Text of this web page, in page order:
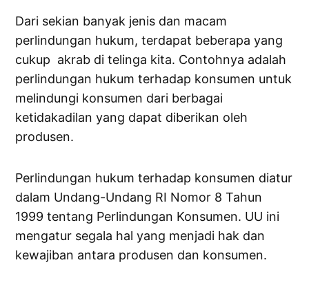
Dari sekian banyak jenis dan macam
perlindungan hukum, terdapat beberapa yang
cukup akrab di telinga kita. Contohnya adalah
perlindungan hukum terhadap konsumen untuk
melindungi konsumen dari berbagai
ketidakadilan yang dapat diberikan oleh
produsen.
Perlindungan hukum terhadap konsumen diatur
dalam Undang-Undang RI Nomor 8 Tahun
1999 tentang Perlindungan Konsumen. UU ini
mengatur segala hal yang menjadi hak dan
kewajiban antara produsen dan konsumen.